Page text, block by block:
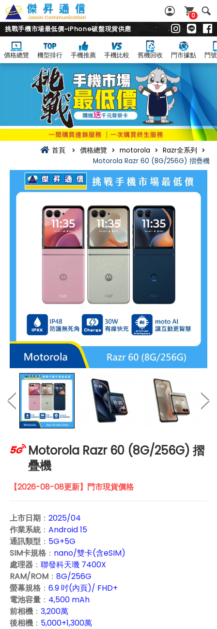
0
挑戰手機市場最低價~iPhone破盤現貨供應
價格總覽 機型排行 手機推薦 手機比較 舊機回收 門市據點 門
首頁 價格總覽 motorola
Razr全系列
Motorola Razr 60 (8G/256G) 摺疊機
Motorola Razr 60 (8G/256G) 摺
疊機
【2026-08-08更新】門市現貨價格
上市日期 ： 2025/04
作業系統： Android 15
通訊類型 ： 5G+5G
SIM卡規格 ： nano/雙卡(含eSIM)
處理器 ： 聯發科天璣 7400X
RAM/ROM ： 8G/256G
螢幕規格 ： 6.9 吋(內頁)/ FHD+
電池容量 ： 4,500 mAh
前相機 ： 3,200萬
後相機 ： 5,000+1,300萬